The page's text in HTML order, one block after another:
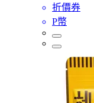
折價券
P幣